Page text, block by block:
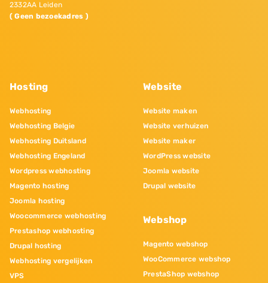
2332AA Leiden
( Geen bezoekadres )
Hosting
Webhosting
Webhosting Belgie
Webhosting Duitsland
Webhosting Engeland
Wordpress webhosting
Magento hosting
Joomla hosting
Woocommerce webhosting
Prestashop webhosting
Drupal hosting
Webhosting vergelijken
VPS
Website
Website maken
Website verhuizen
Website maker
WordPress website
Joomla website
Drupal website
Webshop
Magento webshop
WooCommerce webshop
PrestaShop webshop